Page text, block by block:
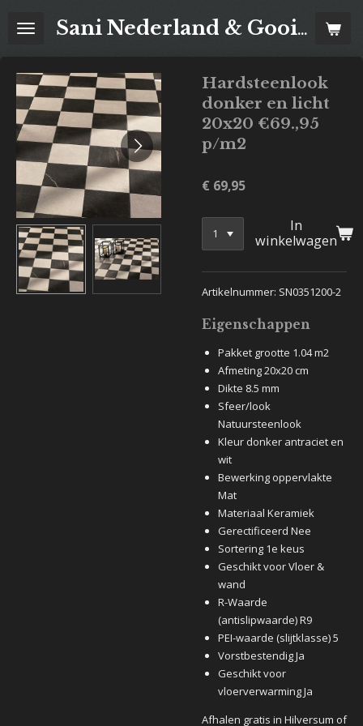
direct
hoofdinhoud
Sani Nederland & Goois Tegelhuis
Hardsteenlook
donker en licht
20x20 €69.,95
p/m2
€ 69,95
In
winkelwagen
Artikelnummer: SN0351200-2
Eigenschappen
Pakket grootte 1.04 m2
Afmeting 20x20 cm
Dikte 8.5 mm
Sfeer/look
Natuursteenlook
Kleur donker antraciet en
wit
Bewerking oppervlakte
Mat
Materiaal Keramiek
Gerectificeerd Nee
Sortering 1e keus
Geschikt voor Vloer &
wand
R-Waarde
(antislipwaarde) R9
PEI-waarde (slijtklasse) 5
Vorstbestendig Ja
Geschikt voor
vloerverwarming Ja
Afhalen gratis in Hilversum of